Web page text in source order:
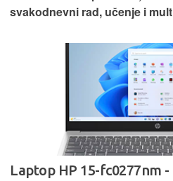
svakodnevni rad, učenje i
Laptop HP 15-fc0277nm -